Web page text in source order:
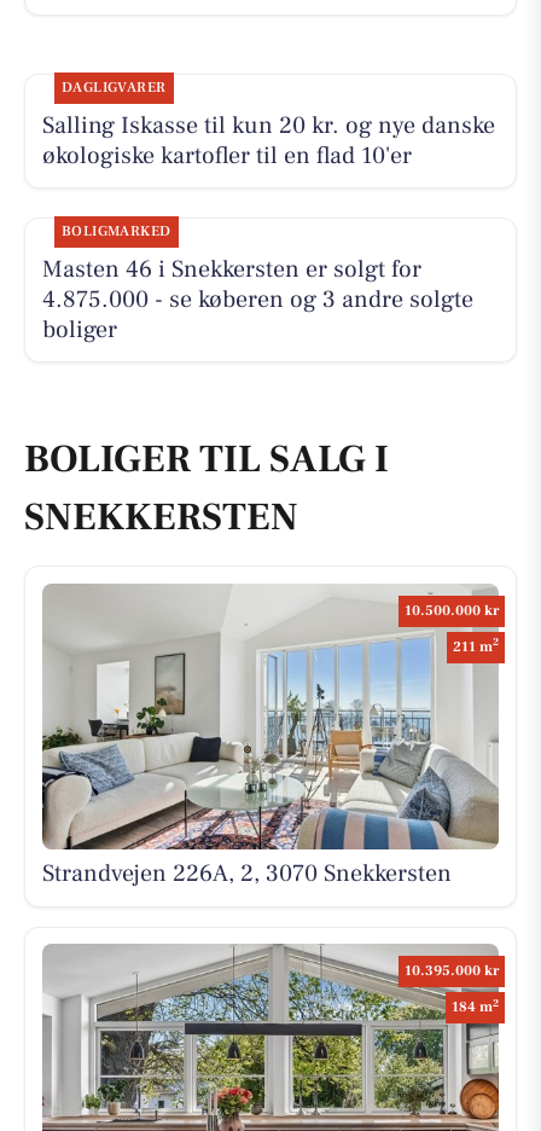
DAGLIGVARER
Salling Iskasse til kun 20 kr. og nye danske
økologiske kartofler til en flad 10'er
BOLIGMARKED
Masten 46 i Snekkersten er solgt for
4.875.000 - se køberen og 3 andre solgte
boliger
BOLIGER TIL SALG I
SNEKKERSTEN
10.500.000 kr
211 m2
Strandvejen 226A, 2, 3070 Snekkersten
10.395.000 kr
184 m2